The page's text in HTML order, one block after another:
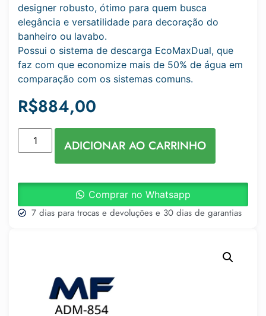
designer robusto, ótimo para quem busca
elegância e versatilidade para decoração do
banheiro ou lavabo.
Possui o sistema de descarga EcoMaxDual, que
faz com que economize mais de 50% de água em
comparação com os sistemas comuns.
R$884,00
ADICIONAR AO CARRINHO
Comprar no Whatsapp
7 dias para trocas e devoluções e 30 dias de garantias